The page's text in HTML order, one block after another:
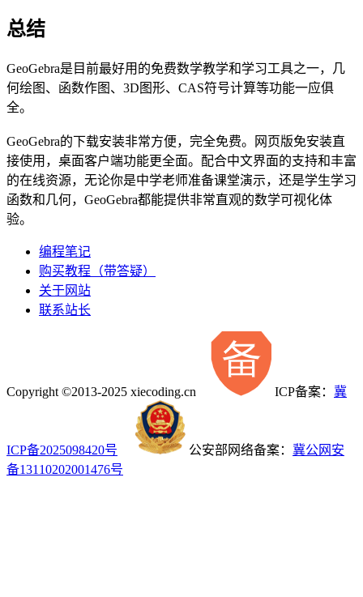
总结
GeoGebra是目前最好用的免费数学教学和学习工具之一，几
何绘图、函数作图、3D图形、CAS符号计算等功能一应俱
全。
GeoGebra的下载安装非常方便，完全免费。网页版免安装直
接使用，桌面客户端功能更全面。配合中文界面的支持和丰富
的在线资源，无论你是中学老师准备课堂演示，还是学生学习
函数和几何，GeoGebra都能提供非常直观的数学可视化体
验。
编程笔记
购买教程（带答疑）
关于网站
联系站长
Copyright ©2013-2025 xiecoding.cn ICP备案： 冀
ICP备2025098420号 公安部网络备案： 冀公网安
备13110202001476号